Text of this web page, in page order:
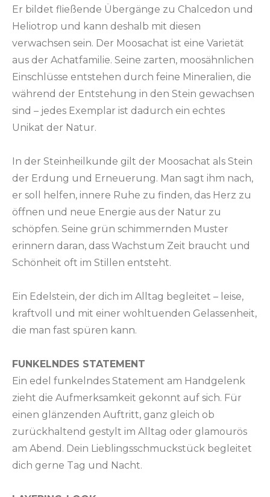
Er bildet fließende Übergänge zu Chalcedon und
Heliotrop und kann deshalb mit diesen
verwachsen sein. Der Moosachat ist eine Varietät
aus der Achatfamilie. Seine zarten, moosähnlichen
Einschlüsse entstehen durch feine Mineralien, die
während der Entstehung in den Stein gewachsen
sind – jedes Exemplar ist dadurch ein echtes
Unikat der Natur.
In der Steinheilkunde gilt der Moosachat als Stein
der Erdung und Erneuerung. Man sagt ihm nach,
er soll helfen, innere Ruhe zu finden, das Herz zu
öffnen und neue Energie aus der Natur zu
schöpfen. Seine grün schimmernden Muster
erinnern daran, dass Wachstum Zeit braucht und
Schönheit oft im Stillen entsteht.
Ein Edelstein, der dich im Alltag begleitet – leise,
kraftvoll und mit einer wohltuenden Gelassenheit,
die man fast spüren kann.
FUNKELNDES STATEMENT
Ein edel funkelndes Statement am Handgelenk
zieht die Aufmerksamkeit gekonnt auf sich. Für
einen glänzenden Auftritt, ganz gleich ob
zurückhaltend gestylt im Alltag oder glamourös
am Abend. Dein Lieblingsschmuckstück begleitet
dich gerne Tag und Nacht.